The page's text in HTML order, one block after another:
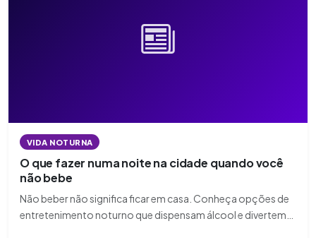
VIDA NOTURNA
O que fazer numa noite na cidade quando você
não bebe
Não beber não significa ficar em casa. Conheça opções de
entretenimento noturno que dispensam álcool e divertem